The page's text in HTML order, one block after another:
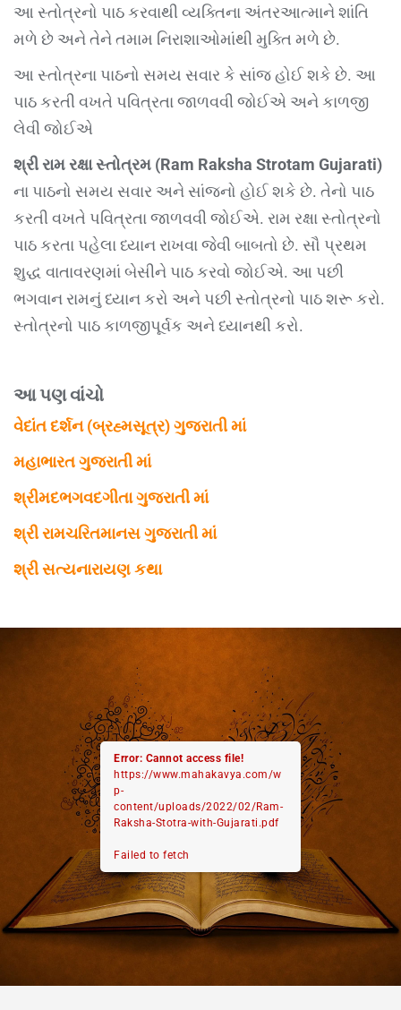
આ સ્તોત્રનો પાઠ કરવાથી વ્યક્તિના અંતરઆત્માને શાંતિ
મળે છે અને તેને તમામ નિરાશાઓમાંથી મુક્તિ મળે છે.
આ સ્તોત્રના પાઠનો સમય સવાર કે સાંજ હોઈ શકે છે. આ
પાઠ કરતી વખતે પવિત્રતા જાળવવી જોઈએ અને કાળજી
લેવી જોઈએ
શ્રી રામ રક્ષા સ્તોત્રમ (Ram Raksha Strotam Gujarati)
ના પાઠનો સમય સવાર અને સાંજનો હોઈ શકે છે. તેનો પાઠ
કરતી વખતે પવિત્રતા જાળવવી જોઈએ. રામ રક્ષા સ્તોત્રનો
પાઠ કરતા પહેલા ધ્યાન રાખવા જેવી બાબતો છે. સૌ પ્રથમ
શુદ્ધ વાતાવરણમાં બેસીને પાઠ કરવો જોઈએ. આ પછી
ભગવાન રામનું ધ્યાન કરો અને પછી સ્તોત્રનો પાઠ શરૂ કરો.
સ્તોત્રનો પાઠ કાળજીપૂર્વક અને ધ્યાનથી કરો.
આ પણ વાંચો
વેદાંત દર્શન (બ્રહ્મસૂત્ર) ગુજરાતી માં
મહાભારત ગુજરાતી માં
શ્રીમદભગવદગીતા ગુજરાતી માં
શ્રી રામચરિતમાનસ ગુજરાતી માં
શ્રી સત્યનારાયણ કથા
Error: Cannot access file!
https://www.mahakavya.com/w
p-
content/uploads/2022/02/Ram-
Raksha-Stotra-with-Gujarati.pdf
Failed to fetch